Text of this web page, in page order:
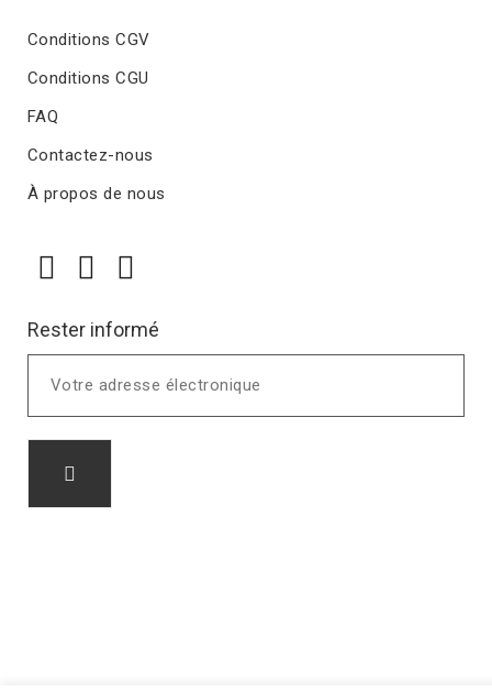
Conditions CGV
Conditions CGU
FAQ
Contactez-nous
À propos de nous
Rester informé